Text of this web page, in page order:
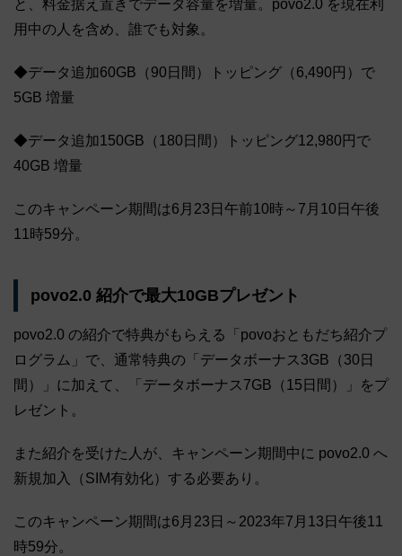
と、料金据え置きでデータ容量を増量。povo2.0 を現在利
用中の人を含め、誰でも対象。
◆データ追加60GB（90日間）トッピング（6,490円）で
5GB 増量
◆データ追加150GB（180日間）トッピング12,980円で
40GB 増量
このキャンペーン期間は6月23日午前10時～7月10日午後
11時59分。
povo2.0 紹介で最大10GBプレゼント
povo2.0 の紹介で特典がもらえる「povoおともだち紹介プ
ログラム」で、通常特典の「データボーナス3GB（30日
間）」に加えて、「データボーナス7GB（15日間）」をプ
レゼント。
また紹介を受けた人が、キャンペーン期間中に povo2.0 へ
新規加入（SIM有効化）する必要あり。
このキャンペーン期間は6月23日～2023年7月13日午後11
時59分。